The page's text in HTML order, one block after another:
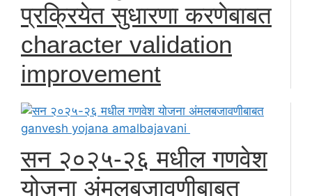
प्रक्रियेत सुधारणा करणेबाबत
character validation
improvement
सन २०२५-२६ मधील गणवेश
योजना अंमलबजावणीबाबत